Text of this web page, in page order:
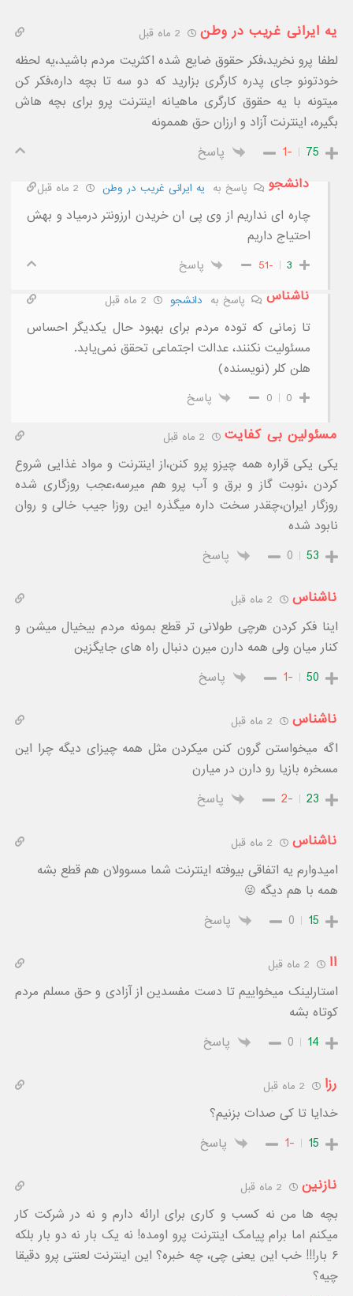
یه ایرانی غریب در وطن
لطفا پرو نخرید،فکر حقوق ضایع شده اکثریت مردم باشید،یه لحظه
خودتونو جای پدره کارگری بزارید که دو سه تا بچه داره،فکر کن
میتونه با یه حقوق کارگری ماهیانه اینترنت پرو برای بچه هاش
بگیره، اینترنت آزاد و ارزان حق هممونه
75
-1
پاسخ
دانشجو
پاسخ به یه ایرانی غریب در وطن
چاره ای نداریم از وی پی ان خریدن ارزونتر درمیاد و بهش
احتیاج داریم
3
-51 پاسخ
ناشناس پاسخ به دانشجو
تا زمانی که توده مردم برای بهبود حال یکدیگر احساس
مسئولیت نکنند، عدالت اجتماعی تحقق نمی‌یابد.
هلن کلر (نویسنده)
0
0 پاسخ
مسئولین بی کفایت
یکی یکی قراره همه چیزو پرو کنن،از اینترنت و مواد غذایی شروع
کردن ،نوبت گاز و برق و آب پرو هم میرسه،عجب روزگاری شده
روزگار ایران،چقدر سخت داره میگذره این روزا جیب خالی و روان
نابود شده
53
0 پاسخ
ناشناس
اینا فکر کردن هرچی طولانی تر قطع بمونه مردم بیخیال میشن و
کنار میان ولی همه دارن میرن دنبال راه های جایگزین
50
-1 پاسخ
ناشناس
اگه میخواستن گرون کنن میکردن مثل همه چیزای دیگه چرا این
مسخره بازیا رو دارن در میارن
23
-2 پاسخ
ناشناس
امیدوارم یه اتفاقی بیوفته اینترنت شما مسوولان هم قطع بشه
همه با هم دیگه 😜
15
0 پاسخ
اا
استارلینک میخواییم تا دست مفسدین از آزادی و حق مسلم مردم
کوتاه بشه
14
0 پاسخ
رزا
خدایا تا کی صدات بزنیم؟
15
-1 پاسخ
نازنین
بچه ها من نه کسب و کاری برای ارائه دارم و نه در شرکت کار
میکنم اما برام پیامک اینترنت پرو اومده! نه یک بار نه دو بار بلکه
۶ بار!!! خب این یعنی چی، چه خبره؟ این اینترنت لعنتی پرو دقیقا
چیه؟